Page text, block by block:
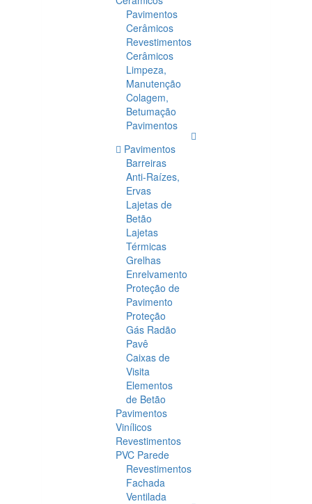
Pavimentos
Cerâmicos
Revestimentos
Cerâmicos
Limpeza,
Manutenção
Colagem,
Betumação
Pavimentos
Pavimentos
Barreiras
Anti-Raízes,
Ervas
Lajetas de
Betão
Lajetas
Térmicas
Grelhas
Enrelvamento
Proteção de
Pavimento
Proteção
Gás Radão
Pavê
Caixas de
Visita
Elementos
de Betão
Pavimentos
Vinílicos
Revestimentos
PVC Parede
Revestimentos
Fachada
Ventilada